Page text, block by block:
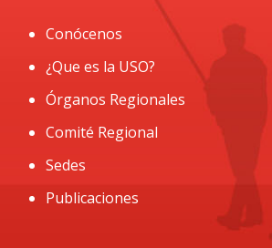
Conócenos
¿Que es la USO?
Órganos Regionales
Comité Regional
Sedes
Publicaciones